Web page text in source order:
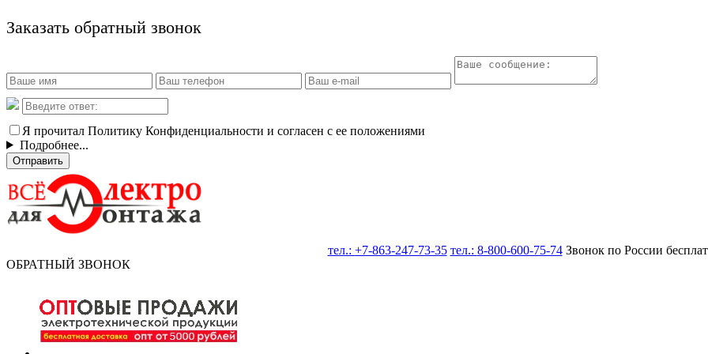
Заказать обратный звонок
Я прочитал Политику Конфиденциальности и согласен с ее положениями
Подробнее...
Отправить
тел.: +7-863-247-73-35 тел.: 8-800-600-75-74Звонок по России
ОБРАТНЫЙ ЗВОНОК